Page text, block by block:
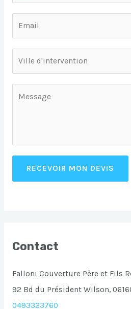
RECEVOIR MON DEVIS
Contact
Falloni Couverture Père et Fils
92 Bd du Président Wilson,
0493323760